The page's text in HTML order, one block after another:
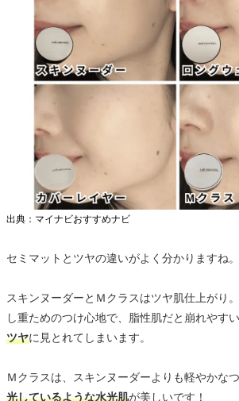
出典：マイナビおすすめナビ
セミマットとツヤの違いがよく分かりますね。
スキンヌーダーとＭクラスはツヤ肌仕上がり
し重ためのつけ心地で、脂性肌だと崩れやすい
ツヤに見とれてしまいます。
Ｍクラスは、スキンヌーダーよりも軽やかなつ
光しているような水光肌が美しいです！